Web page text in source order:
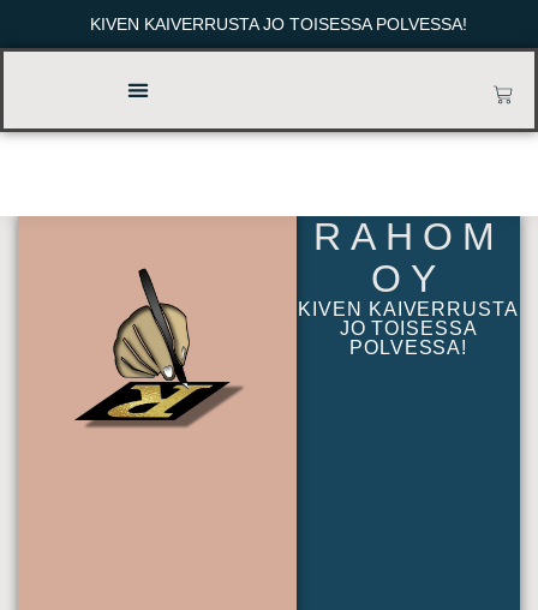
KIVEN KAIVERRUSTA JO TOISESSA POLVESSA!
RAHOM
OY
KIVEN KAIVERRUSTA
JO TOISESSA
POLVESSA!